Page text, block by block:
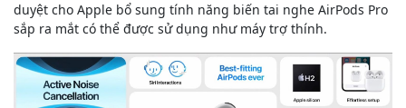
duyệt cho Apple bổ sung tính năng biến tai nghe AirPods Pro
sắp ra mắt có thể được sử dụng như máy trợ thính.